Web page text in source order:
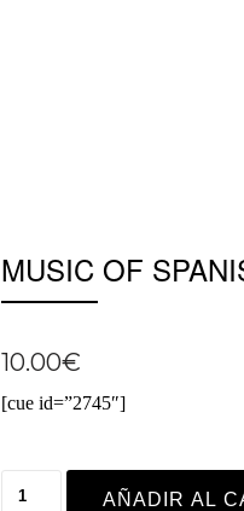
MUSIC OF
10.00€
[cue id=”2745″]
AÑADIR AL